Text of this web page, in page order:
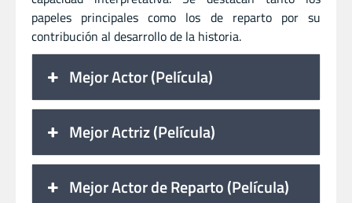
papeles principales como los de reparto por su
contribución al desarrollo de la historia.
Mejor Actor (Película)
Mejor Actriz (Película)
Mejor Actor de Reparto (Película)